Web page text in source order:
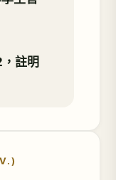
註明